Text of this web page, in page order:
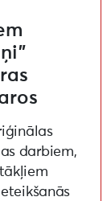
darbiem,